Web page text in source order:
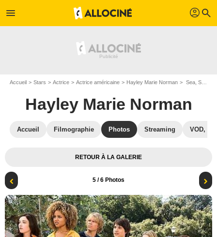
menu profil search
Accueil Stars Actrice Actrice américaine Hayley Marie Norman Sea, Sex and Fun : Photo Margo Harshman, Will Gluck, Hayley Marie Norman, Nicholas D'Agosto, Sarah Roemer, Tracy Dali, Eric Christian Olsen
Hayley Marie Norman
Accueil Filmographie Photos Streaming VOD,
RETOUR À LA GALERIE
5 / 6 Photos